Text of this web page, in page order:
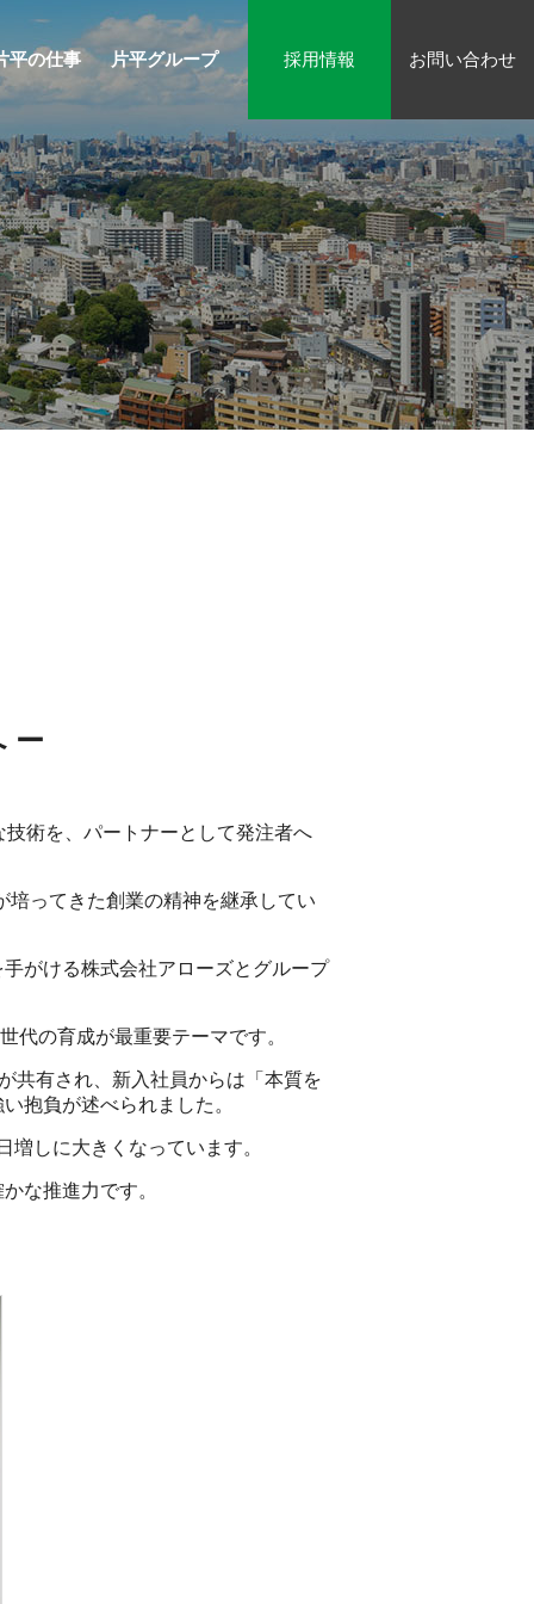
平の仕事 片平グループ 採用情報 お問い合わせ
ー
術を、パートナーとして発注者へ
ってきた創業の精神を継承してい
がける株式会社アローズとグループ
代の育成が最重要テーマです。
共有され、新入社員からは「本質を
抱負が述べられました。
しに大きくなっています。
な推進力です。